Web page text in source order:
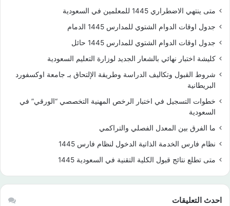
متى ينتهي الاضطراري 1445 للمعلمين في السعودية
جدول اوقات الدوام الشتوي للمدارس 1445 الدمام
جدول اوقات الدوام الشتوي للمدارس 1445 حائل
كليشة اختبار نهائي بالشعار الجديد لوزارة التعليم السعودية
شروط القبول وتكاليف الدراسة وطريقة الإلتحاق بـ جامعة اوكسفورد
البريطانية
خطوات التسجيل في اختبار الرخص المهنية التخصصي “الورقي” في
السعودية
ما الفرق بين المعدل الفصلي والتراكمي
نظام فارس الخدمة الذاتية الدخول لنظام فارس 1445
متى تطلع نتائج قبول الكلية التقنية في السعودية 1445
احدث التعليقات